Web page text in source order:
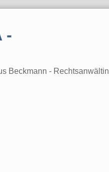
-
Beckmann - Rechtsanwältin